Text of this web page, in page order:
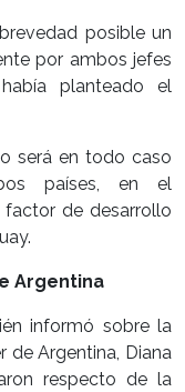
posible un
por ambos jefes
planteado el
será en todo caso
países, en el
de desarrollo
Argentina
informó sobre la
de Argentina, Diana
respecto de la